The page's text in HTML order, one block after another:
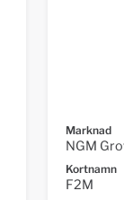
Marknad
NGM
Kortnamn
F2M